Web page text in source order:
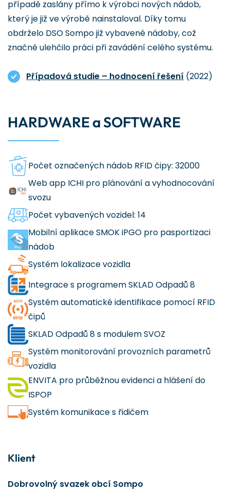
případě zaslány přímo k výrobci nových nádob,
který je již ve výrobě nainstaloval. Díky tomu
obdrželo DSO Sompo již vybavené nádoby, což
značně ulehčilo práci při zavádění celého systému.
Případová studie – hodnocení řešení (2022)
HARDWARE a SOFTWARE
Počet označených nádob RFID čipy: 32000
Web app ICHI pro plánování a vyhodnocování
svozu
Počet vybavených vozidel: 14
Mobilní aplikace SMOK iPGO pro pasportizaci
nádob
Systém lokalizace vozidla
Integrace s programem SKLAD Odpadů 8
Systém automatické identifikace pomocí RFID
čipů
SKLAD Odpadů 8 s modulem SVOZ
Systém monitorování provozních parametrů
vozidla
ENVITA pro průběžnou evidenci a hlášení do
ISPOP
Systém komunikace s řidičem
Klient
Dobrovolný svazek obcí Sompo